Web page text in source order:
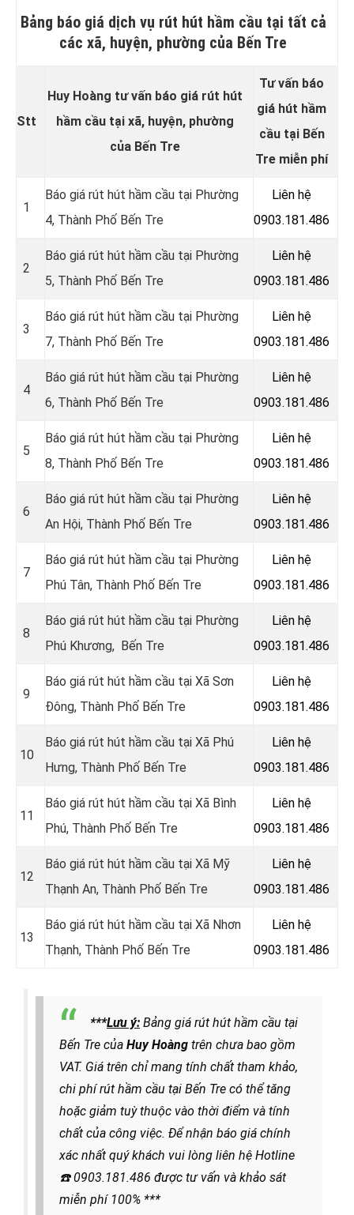
Bảng báo giá dịch vụ rút hút hầm cầu tại tất cả
các xã, huyện, phường của Bến Tre
Stt
Huy Hoàng tư vấn báo giá rút hút
hầm cầu tại xã, huyện, phường
của Bến Tre
Tư vấn báo
giá hút hầm
cầu tại Bến
Tre miễn phí
1
Báo giá rút hút hầm cầu tại Phường
4, Thành Phố Bến Tre
Liên hệ
0903.181.486
2
Báo giá rút hút hầm cầu tại Phường
5, Thành Phố Bến Tre
Liên hệ
0903.181.486
3
Báo giá rút hút hầm cầu tại Phường
7, Thành Phố Bến Tre
Liên hệ
0903.181.486
4
Báo giá rút hút hầm cầu tại Phường
6, Thành Phố Bến Tre
Liên hệ
0903.181.486
5
Báo giá rút hút hầm cầu tại Phường
8, Thành Phố Bến Tre
Liên hệ
0903.181.486
6
Báo giá rút hút hầm cầu tại Phường
An Hội, Thành Phố Bến Tre
Liên hệ
0903.181.486
7
Báo giá rút hút hầm cầu tại Phường
Phú Tân, Thành Phố Bến Tre
Liên hệ
0903.181.486
8
Báo giá rút hút hầm cầu tại Phường
Phú Khương, Bến Tre
Liên hệ
0903.181.486
9
Báo giá rút hút hầm cầu tại Xã Sơn
Đông, Thành Phố Bến Tre
Liên hệ
0903.181.486
10
Báo giá rút hút hầm cầu tại Xã Phú
Hưng, Thành Phố Bến Tre
Liên hệ
0903.181.486
11
Báo giá rút hút hầm cầu tại Xã Bình
Phú, Thành Phố Bến Tre
Liên hệ
0903.181.486
12
Báo giá rút hút hầm cầu tại Xã Mỹ
Thạnh An, Thành Phố Bến Tre
Liên hệ
0903.181.486
13
Báo giá rút hút hầm cầu tại Xã Nhơn
Thạnh, Thành Phố Bến Tre
Liên hệ
0903.181.486
***Lưu ý: Bảng giá rút hút hầm cầu tại
Bến Tre của Huy Hoàng trên chưa bao gồm
VAT. Giá trên chỉ mang tính chất tham khảo,
chi phí rút hầm cầu tại Bến Tre có thể tăng
hoặc giảm tuỳ thuộc vào thời điểm và tính
chất của công việc. Để nhận báo giá chính
xác nhất quý khách vui lòng liên hệ Hotline
☎️0903.181.486 được tư vấn và khảo sát
miễn phí 100% ***